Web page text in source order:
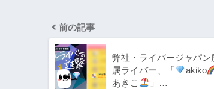
前の記事
弊社・ライバージャパン
属ライバー、「
akiko
あきこ
」…